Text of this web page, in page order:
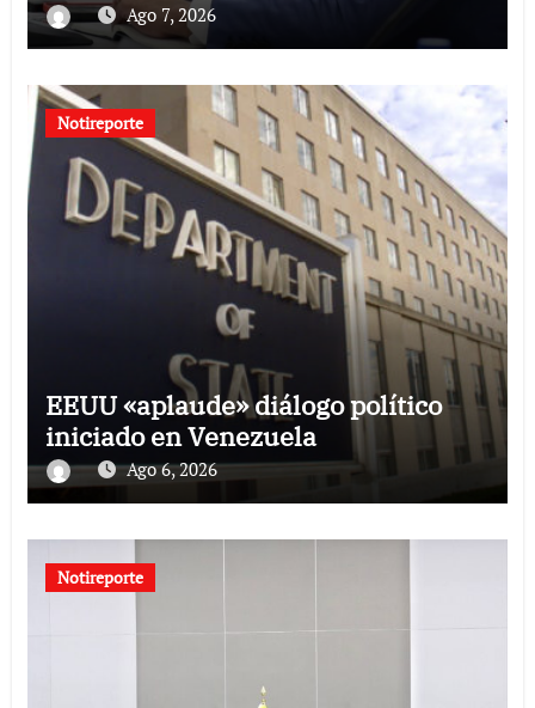
Ago 7, 2026
Notireporte
EEUU «aplaude» diálogo político
iniciado en Venezuela
Ago 6, 2026
Notireporte